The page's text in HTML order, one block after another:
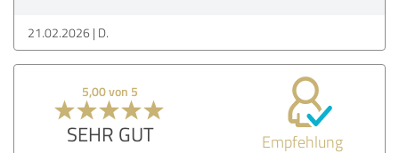
21.02.2026 D.
5,00 von 5
SEHR GUT Empfehlung